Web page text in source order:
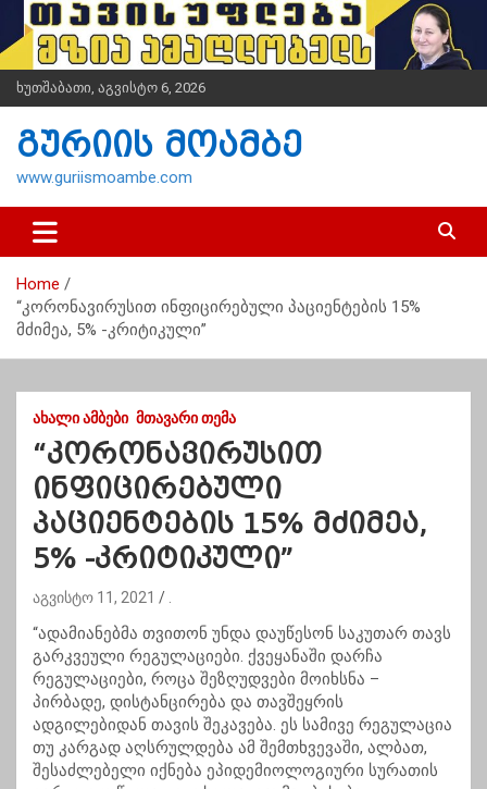
i
t
n
ხუთშაბათი, აგვისტო 6, 2026
გურიის მოამბე
www.guriismoambe.com
Home
“კორონავირუსით ინფიცირებული პაციენტების 15%
მძიმეა, 5% -კრიტიკული”
ᲐᲮᲐᲚᲘ ᲐᲛᲑᲔᲑᲘ ᲛᲗᲐᲕᲐᲠᲘ ᲗᲔᲛᲐ
“კორონავირუსით
ინფიცირებული
პაციენტების 15% მძიმეა,
5% -კრიტიკული”
აგვისტო 11, 2021
“ადამიანებმა თვითონ უნდა დაუწესონ საკუთარ თავს
გარკვეული რეგულაციები. ქვეყანაში დარჩა
რეგულაციები, როცა შეზღუდვები მოიხსნა –
პირბადე, დისტანცირება და თავშეყრის
ადგილებიდან თავის შეკავება. ეს სამივე რეგულაცია
თუ კარგად აღსრულდება ამ შემთხვევაში, ალბათ,
შესაძლებელი იქნება ეპიდემიოლოგიური სურათის